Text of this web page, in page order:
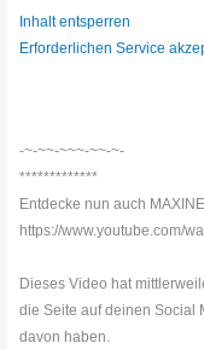
Inhalt entsperren
Erforderlichen Service
-~-~~-~~~-~~-~-
*************
Entdecke nun auch
https://www.youtube.com/
Dieses Video hat
die Seite auf deinen Social
davon haben.